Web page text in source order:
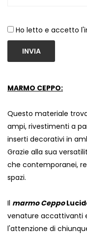
Ho letto e accetto
INVIA
MARMO CEPPO:
Questo materiale
ampi, rivestimenti a
inserti decorativi in
Grazie alla sua
che contemporanei,
spazi.
Il marmo Ceppo
venature accattivanti
l'attenzione di